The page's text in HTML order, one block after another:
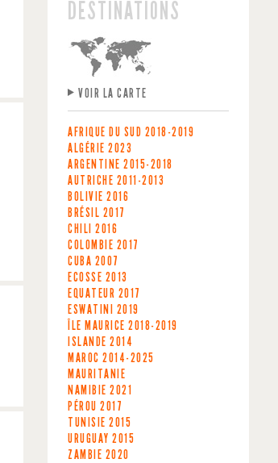
DESTINATIONS
VOIR LA CARTE
AFRIQUE DU SUD 2018-2019
ALGÉRIE 2023
ARGENTINE 2015-2018
AUTRICHE 2011-2013
BOLIVIE 2016
BRÉSIL 2017
CHILI 2016
COLOMBIE 2017
CUBA 2007
ECOSSE 2013
EQUATEUR 2017
ESWATINI 2019
ÎLE MAURICE 2018-2019
ISLANDE 2014
MAROC 2014-2025
MAURITANIE
NAMIBIE 2021
PÉROU 2017
TUNISIE 2015
URUGUAY 2015
ZAMBIE 2020